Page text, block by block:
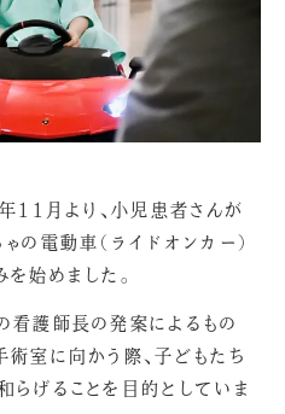
月より、小児患者さんが
の電動車（ライドオンカー）
始めました。
看護師長の発案によるもの
室に向かう際、子どもたち
げることを目的としていま